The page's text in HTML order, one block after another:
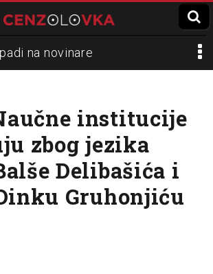
na novinare
Lokalni mediji
Slavko Ćuruvija
institucije
zbog jezika
Delibašića i
Gruhonjiću